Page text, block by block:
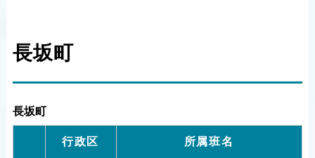
長坂町
長坂町
行政区 所属班名